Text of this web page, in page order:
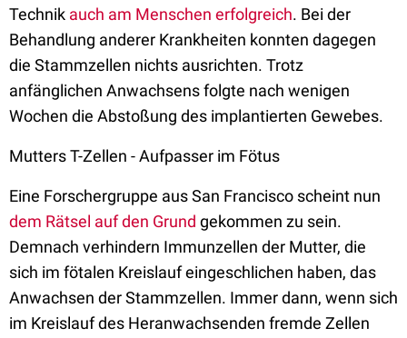
Technik auch am Menschen erfolgreich. Bei der
Behandlung anderer Krankheiten konnten dagegen
die Stammzellen nichts ausrichten. Trotz
anfänglichen Anwachsens folgte nach wenigen
Wochen die Abstoßung des implantierten Gewebes.
Mutters T-Zellen - Aufpasser im Fötus
Eine Forschergruppe aus San Francisco scheint nun
dem Rätsel auf den Grund gekommen zu sein.
Demnach verhindern Immunzellen der Mutter, die
sich im fötalen Kreislauf eingeschlichen haben, das
Anwachsen der Stammzellen. Immer dann, wenn sich
im Kreislauf des Heranwachsenden fremde Zellen